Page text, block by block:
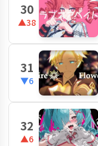
30
▲38
31
▼6
32
▲6